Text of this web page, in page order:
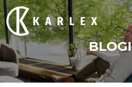
Siirry
suoraan
sisältöön
BLOGI